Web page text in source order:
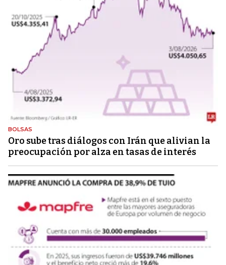
BOLSAS
Oro sube tras diálogos con Irán que alivian la
preocupación por alza en tasas de interés